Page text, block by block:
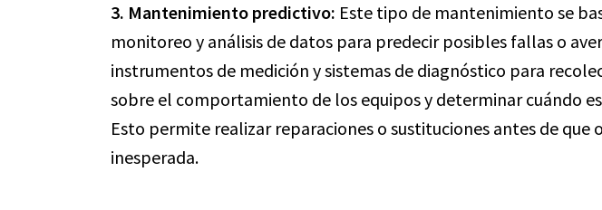
3. Mantenimiento predictivo: Este tipo de mantenimiento se
monitoreo y análisis de datos para predecir posibles fallas o
instrumentos de medición y sistemas de diagnóstico para
sobre el comportamiento de los equipos y determinar cuándo
Esto permite realizar reparaciones o sustituciones antes de que
inesperada.